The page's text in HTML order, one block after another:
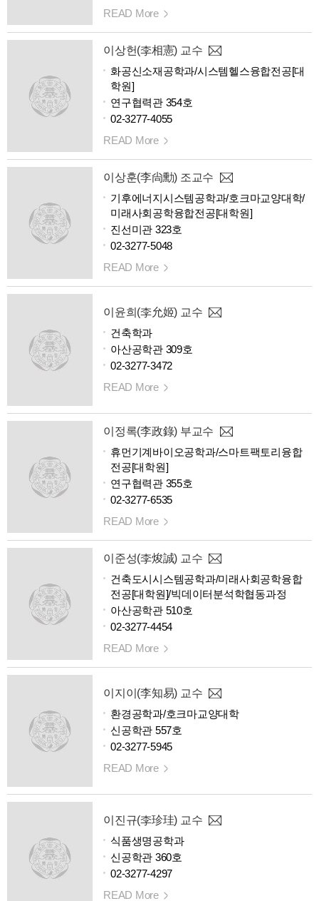
READ More
이상헌(李相憲) 교수
화공신소재공학과/시스템헬스융합전공[대
학원]
연구협력관 354호
02-3277-4055
READ More
이상훈(李尙勳) 조교수
기후에너지시스템공학과/호크마교양대학/
미래사회공학융합전공[대학원]
진선미관 323호
02-3277-5048
READ More
이윤희(李允姬) 교수
건축학과
아산공학관 309호
02-3277-3472
READ More
이정록(李政錄) 부교수
휴먼기계바이오공학과/스마트팩토리융합
전공[대학원]
연구협력관 355호
02-3277-6535
READ More
이준성(李焌誠) 교수
건축도시시스템공학과/미래사회공학융합
전공[대학원]/빅데이터분석학협동과정
아산공학관 510호
02-3277-4454
READ More
이지이(李知易) 교수
환경공학과/호크마교양대학
신공학관 557호
02-3277-5945
READ More
이진규(李珍珪) 교수
식품생명공학과
신공학관 360호
02-3277-4297
READ More